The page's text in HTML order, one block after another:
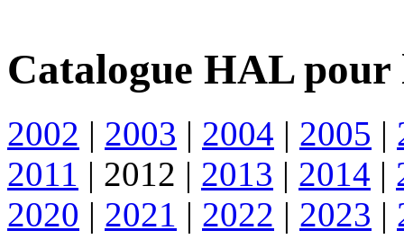
Catalogue HAL pour
2002 | 2003 | 2004 | 2005 |
2011 | 2012 | 2013 | 2014 |
2020 | 2021 | 2022 | 2023 |